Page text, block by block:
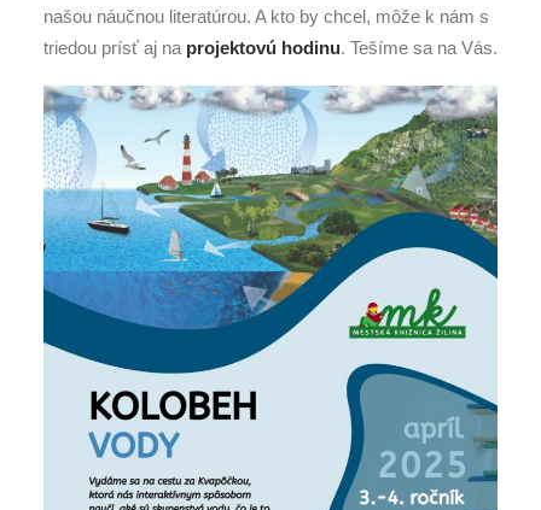
našou náučnou literatúrou. A kto by chcel, môže k nám s
triedou prísť aj na projektovú hodinu. Tešíme sa na Vás.